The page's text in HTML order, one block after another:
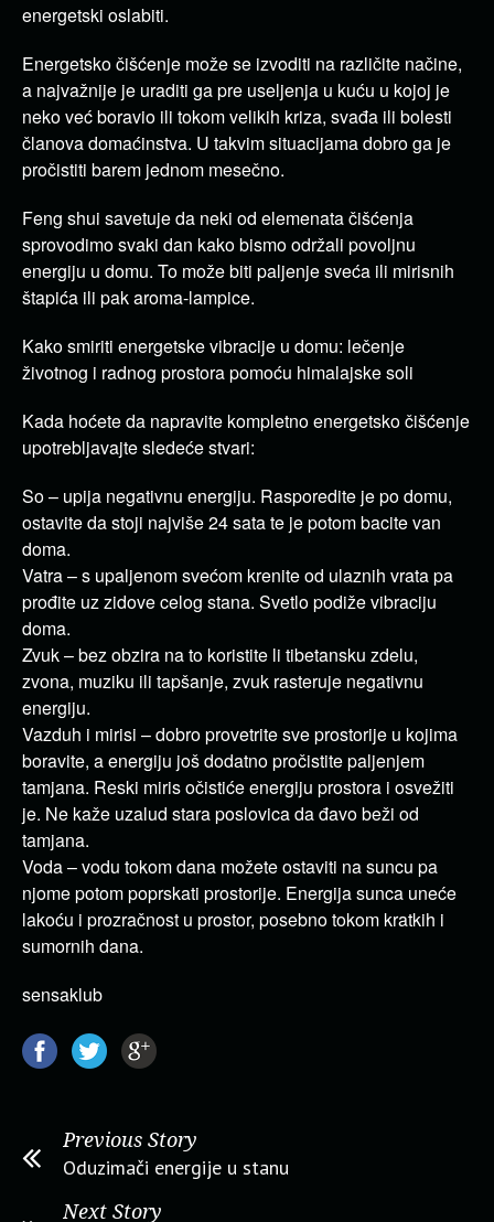
energetski oslabiti.
Energetsko čišćenje može se izvoditi na različite načine,
a najvažnije je uraditi ga pre useljenja u kuću u kojoj je
neko već boravio ili tokom velikih kriza, svađa ili bolesti
članova domaćinstva. U takvim situacijama dobro ga je
pročistiti barem jednom mesečno.
Feng shui savetuje da neki od elemenata čišćenja
sprovodimo svaki dan kako bismo održali povoljnu
energiju u domu. To može biti paljenje sveća ili mirisnih
štapića ili pak aroma-lampice.
Kako smiriti energetske vibracije u domu: lečenje
životnog i radnog prostora pomoću himalajske soli
Kada hoćete da napravite kompletno energetsko čišćenje
upotrebljavajte sledeće stvari:
So – upija negativnu energiju. Rasporedite je po domu,
ostavite da stoji najviše 24 sata te je potom bacite van
doma.
Vatra – s upaljenom svećom krenite od ulaznih vrata pa
prođite uz zidove celog stana. Svetlo podiže vibraciju
doma.
Zvuk – bez obzira na to koristite li tibetansku zdelu,
zvona, muziku ili tapšanje, zvuk rasteruje negativnu
energiju.
Vazduh i mirisi – dobro provetrite sve prostorije u kojima
boravite, a energiju još dodatno pročistite paljenjem
tamjana. Reski miris očistiće energiju prostora i osvežiti
je. Ne kaže uzalud stara poslovica da đavo beži od
tamjana.
Voda – vodu tokom dana možete ostaviti na suncu pa
njome potom poprskati prostorije. Energija sunca uneće
lakoću i prozračnost u prostor, posebno tokom kratkih i
sumornih dana.
sensaklub
Previous Story
Oduzimači energije u stanu
Next Story